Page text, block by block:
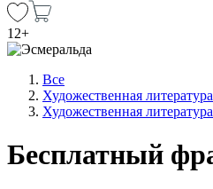
12+
Все
Художественная литература
Художественная
Бесплатный